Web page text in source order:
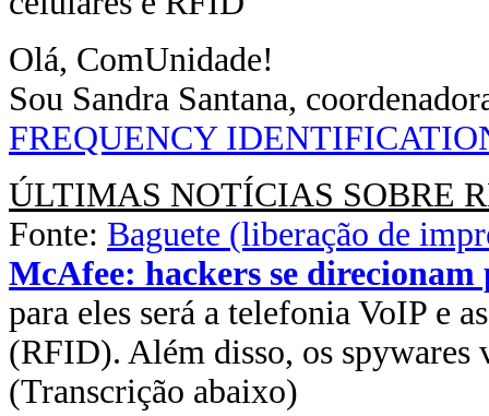
Olá, ComUnidade!
Sou Sandra Santana,
FREQUENCY
ÚLTIMAS NOTÍCIAS SOBRE
Fonte: Baguete (liberação de
McAfee: hackers se
para eles será a telefonia VoIP e
(RFID). Além disso, os spywares
(Transcrição abaixo)